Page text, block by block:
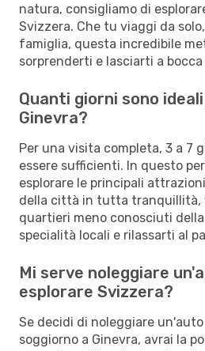
natura, consigliamo di
Svizzera. Che tu viaggi da
famiglia, questa incredibile
sorprenderti e lasciarti a
Quanti giorni sono
Ginevra?
Per una visita completa, 3 a 7
essere sufficienti. In questo
esplorare le principali
della città in tutta tranquillità,
quartieri meno conosciuti
specialità locali e rilassarti al
Mi serve noleggiare
esplorare Svizzera?
Se decidi di noleggiare
soggiorno a Ginevra, avrai la